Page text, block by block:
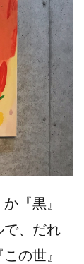
『黒』
で、だれ
の世』